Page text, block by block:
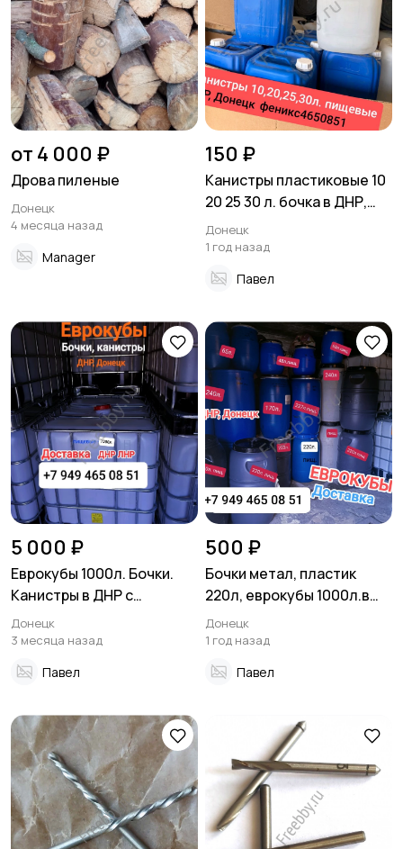
от 4 000 ₽
Дрова пиленые
Донецк
4 месяца назад
Manager
150 ₽
Канистры пластиковые 10
20 25 30 л. бочка в ДНР,
Донецк
Донецк
1 год назад
Павел
5 000 ₽
Еврокубы 1000л. Бочки.
Канистры в ДНР с
доставкой по низким
ценам
Донецк
3 месяца назад
Павел
500 ₽
Бочки метал, пластик
220л, еврокубы 1000л.в
ДНР, Донецк
Донецк
1 год назад
Павел